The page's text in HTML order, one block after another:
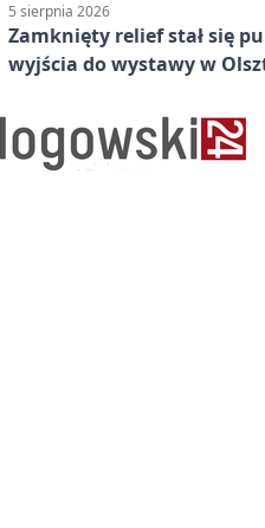
5 sierpnia 2026
Zamknięty relief stał się
wyjścia do wystawy w